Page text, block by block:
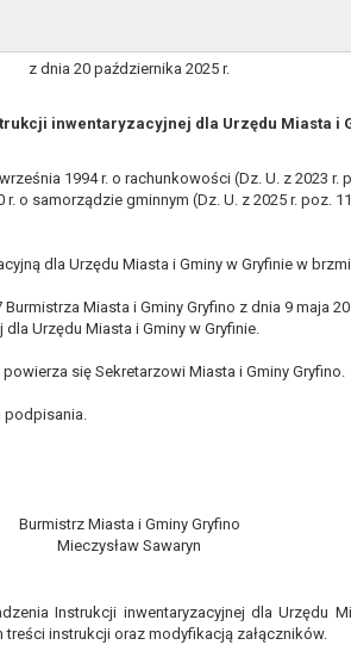
MIASTA I GMINY GRYFINO
z dnia 20 października 2025 r.
inwentaryzacyjnej dla Urzędu Miasta i
1994 r. o rachunkowości (Dz. U. z 2023 r.
r. o samorządzie gminnym (Dz. U. z 2025 r. poz.
dla Urzędu Miasta i Gminy w Gryfinie w
Miasta i Gminy Gryfino z dnia 9 maja
Urzędu Miasta i Gminy w Gryfinie.
się Sekretarzowi Miasta i Gminy Gryfino.
podpisania.
Burmistrz Miasta i Gminy Gryfino
Mieczysław Sawaryn
Instrukcji inwentaryzacyjnej dla Urzędu
instrukcji oraz modyfikacją załączników.
w celu:
dnia 8 marca 1990 r. o samorządzie
zleconych przez instytucje nadrzędne
wcześniej udzielonej zgody w
być udostępniane innym
przepisów prawa.
dla jakiego zostały zebrane oraz
dane dotyczą przetwarzanie odbywa się do
przetwarzanie odbywa się przez okres
roszczeń, a w przypadku
przechowywane są przez okres
dokumentacji projektu do celów
Pani/Panu:
15 RODO;